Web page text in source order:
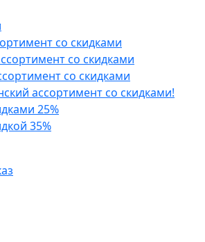
со скидками
со скидками
со скидками
ассортимент со скидками!
25%
35%